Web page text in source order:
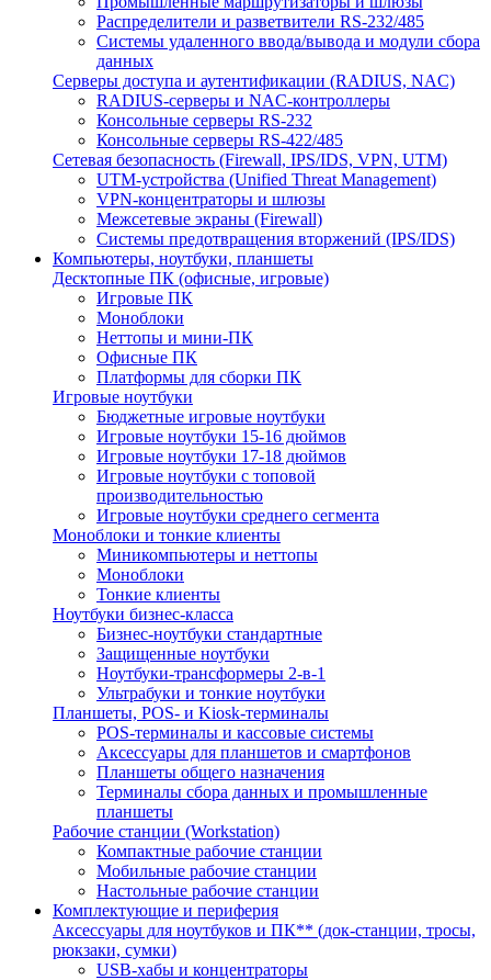
Распределители и разветвители RS-232/485
Системы удаленного ввода/вывода и модули сбора
данных
Серверы доступа и аутентификации (RADIUS, NAC)
RADIUS-серверы и NAC-контроллеры
Консольные серверы RS-232
Консольные серверы RS-422/485
Сетевая безопасность (Firewall, IPS/IDS, VPN, UTM)
UTM-устройства (Unified Threat Management)
VPN-концентраторы и шлюзы
Межсетевые экраны (Firewall)
Системы предотвращения вторжений (IPS/IDS)
Компьютеры, ноутбуки, планшеты
Десктопные ПК (офисные, игровые)
Игровые ПК
Моноблоки
Неттопы и мини-ПК
Офисные ПК
Платформы для сборки ПК
Игровые ноутбуки
Бюджетные игровые ноутбуки
Игровые ноутбуки 15-16 дюймов
Игровые ноутбуки 17-18 дюймов
Игровые ноутбуки с топовой
производительностью
Игровые ноутбуки среднего сегмента
Моноблоки и тонкие клиенты
Миникомпьютеры и неттопы
Моноблоки
Тонкие клиенты
Ноутбуки бизнес-класса
Бизнес-ноутбуки стандартные
Защищенные ноутбуки
Ноутбуки-трансформеры 2-в-1
Ультрабуки и тонкие ноутбуки
Планшеты, POS- и Kiosk-терминалы
POS-терминалы и кассовые системы
Аксессуары для планшетов и смартфонов
Планшеты общего назначения
Терминалы сбора данных и промышленные
планшеты
Рабочие станции (Workstation)
Компактные рабочие станции
Мобильные рабочие станции
Настольные рабочие станции
Комплектующие и периферия
Аксессуары для ноутбуков и ПК** (док-станции, тросы,
рюкзаки, сумки)
USB-хабы и концентраторы